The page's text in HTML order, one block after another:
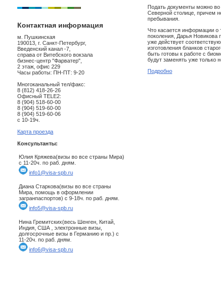
Контактная информация
м. Пушкинская
190013, г. Санкт-Петербург,
Введенский канал -7,
справа от Витебского вокзала
бизнес-центр "Фарватер",
2 этаж, офис 229
Часы работы: ПН-ПТ: 9-20
Многоканальный тел/факс:
8 (812) 418-26-26
Офисный TELE2:
8 (904) 518-60-00
8 (904) 519-60-00
8 (904) 519-60-06
с 10-19ч.
Карта проезда
Консультанты:
Юлия Кряжева(визы во все страны Мира)
с 11-20ч. по раб. дням.
info1@visa-spb.ru
Диана Старкова(визы во все страны
Мира, помощь в оформлении
загранпаспортов) с 9-18ч. по раб. дням.
info5@visa-spb.ru
Нина Гремитских(весь Шенген, Китай,
Индия, США , электронные визы,
долгосрочные визы в Германию и пр.) с
11-20ч. по раб. дням.
info6@visa-spb.ru
Подать документы можно во
Северной столице, причем
пребывания.
Что касается информации о
поколения, Дарья Новикова
уже действует
изготовления бланков
быть готовы к работе с
будут заменять уже только
Подробно